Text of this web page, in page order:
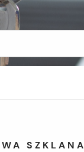
SZKLANA